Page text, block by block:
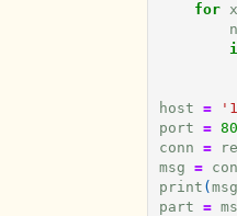
for x
host =
port =
conn =
msg =
print ( msg
part =